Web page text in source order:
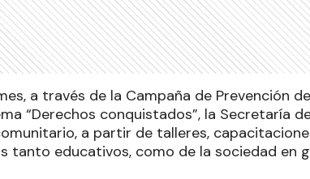
a través de la Campaña de Prevención
“Derechos conquistados”, la Secretaría
a partir de talleres,
tanto educativos, como de la sociedad en